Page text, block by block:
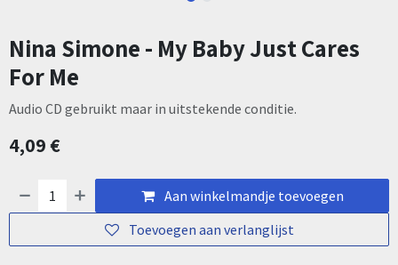
Nina Simone - My Baby Just Cares
For Me
Audio CD gebruikt maar in uitstekende conditie.
4,09€
Aan winkelmandje toevoegen
Toevoegen aan verlanglijst